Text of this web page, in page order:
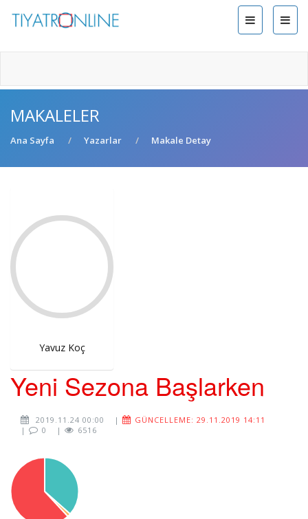
MAKALELER
Ana Sayfa Yazarlar Makale Detay
Yavuz Koç
Yeni Sezona Başlarken
2019.11.24 00:00 |
GÜNCELLEME: 29.11.2019 14:11
|
0 | 6516